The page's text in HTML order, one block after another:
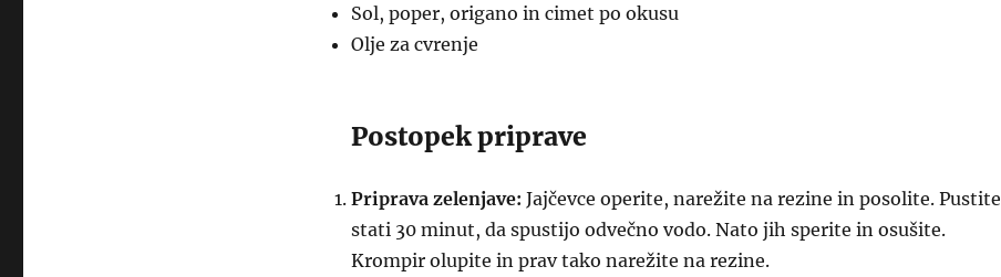
Sol, poper, origano in cimet po okusu
Olje za cvrenje
Postopek priprave
Priprava zelenjave: Jajčevce operite, narežite na rezine in posolite. Pustite
stati 30 minut, da spustijo odvečno vodo. Nato jih sperite in osušite.
Krompir olupite in prav tako narežite na rezine.